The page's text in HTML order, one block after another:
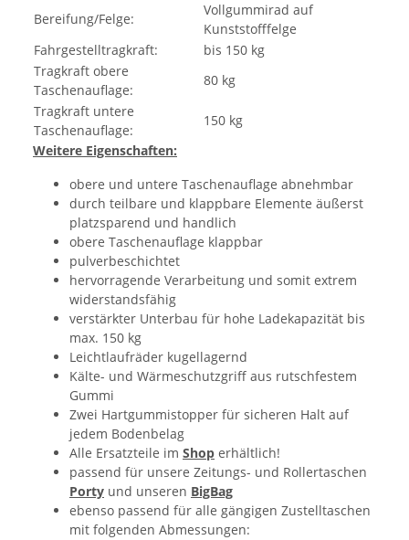
Bereifung/Felge:
Vollgummirad auf
Kunststofffelge
Fahrgestelltragkraft:
bis 150 kg
Tragkraft obere
Taschenauflage:
80 kg
Tragkraft untere
Taschenauflage:
150 kg
Weitere Eigenschaften:
obere und untere Taschenauflage abnehmbar
durch teilbare und klappbare Elemente äußerst
platzsparend und handlich
obere Taschenauflage klappbar
pulverbeschichtet
hervorragende Verarbeitung und somit extrem
widerstandsfähig
verstärkter Unterbau für hohe Ladekapazität bis
max. 150 kg
Leichtlaufräder kugellagernd
Kälte- und Wärmeschutzgriff aus rutschfestem
Gummi
Zwei Hartgummistopper für sicheren Halt auf
jedem Bodenbelag
Alle Ersatzteile im Shop erhältlich!
passend für unsere Zeitungs- und Rollertaschen
Porty und unseren BigBag
ebenso passend für alle gängigen Zustelltaschen
mit folgenden Abmessungen: